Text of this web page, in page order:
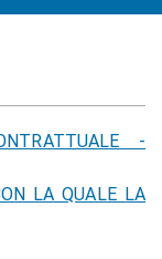
-
LA QUALE LA